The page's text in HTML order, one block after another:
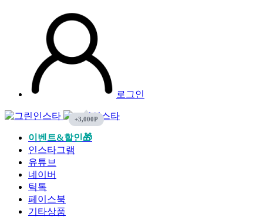
로그인
이벤트&할인🎁
인스타그램
유튜브
네이버
틱톡
페이스북
기타상품